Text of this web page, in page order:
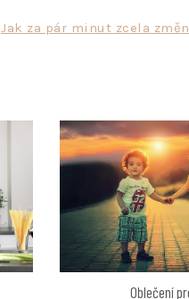
Jak za pár minut zcela
Oblečení